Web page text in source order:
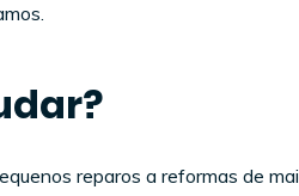
reparos a reformas de